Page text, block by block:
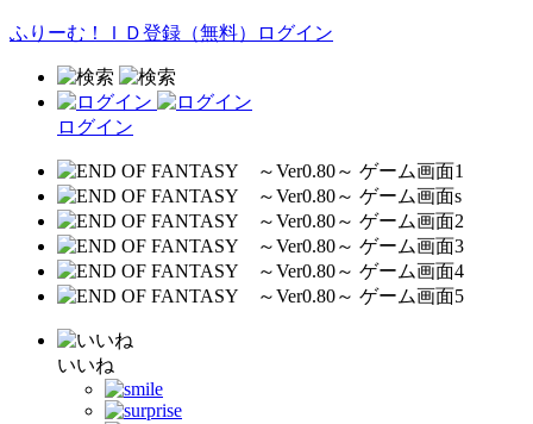
ふりーむ！ＩＤ登録（無料） ログイン
ログイン
いいね